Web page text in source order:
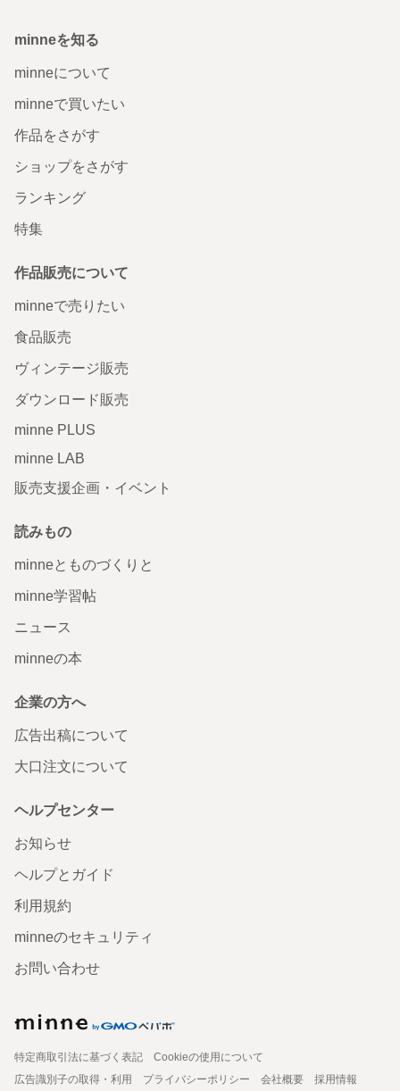
minneを知る
minneについて
minneで買いたい
作品をさがす
ショップをさがす
ランキング
特集
作品販売について
minneで売りたい
食品販売
ヴィンテージ販売
ダウンロード販売
minne PLUS
minne LAB
販売支援企画・イベント
読みもの
minneとものづくりと
minne学習帖
ニュース
minneの本
企業の方へ
広告出稿について
大口注文について
ヘルプセンター
お知らせ
ヘルプとガイド
利用規約
minneのセキュリティ
お問い合わせ
特定商取引法に基づく表記
Cookieの使用について
広告識別子の取得・利用
プライバシーポリシー 会社概要
採用情報